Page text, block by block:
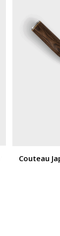
Couteau